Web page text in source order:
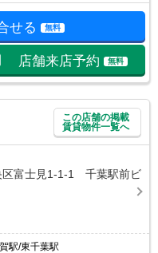
せる 無料
店舗来店予約 無料
この店舗の掲載
賃貸物件一覧へ
区富士見1-1-1 千葉駅前ビ
駅/東千葉駅